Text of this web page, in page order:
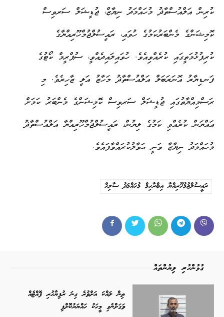
ކުރިން އަލްއުސްތާޛު މުހައްމަދު ނިޔާޒް، ޖުޑީޝަލް ސަރވިސް
ކޮމިޝަންގެ މެންބަރުކަމުގެ ހުވައި، ރައީސުލްޖުމްހޫރިއްޔާގެ
ކުރިފުޅުމަތީގައި ކުރެއްވިއެވެ. ހުވައިލައިދެއްވީ، ސުޕްރީމް ކޯޓުގެ
ފަނޑިޔާރު އޮނަރަބަލް އަލްއުސްތާޛު މަހާޒު އަލީ ޒާހިރެވެ. މި
ރަސްމިއްޔާތުގައި ޖުޑީޝަލް ސަރވިސް ކޮމިޝަންގެ މެންބަރު ކަމަށް
ޢައްޔަން ކުރެއްވި ކަމުގެ ލިޔުން، ރައީސުލްޖުމްހޫރިއްޔާ އަލްއުސްތާޛު
މުހައްމަދު ނިޔާޒާ ވަނީ ޙަވާލުކުރައްވާފައެވެ.
ރައީސުލްޖުމުހޫރިއްޔާ އިބްރާހިމް މުހައްމަދު ސާލިހް
ގުޅުންހުރި ލިޔުންތައް
ތިން ލައްކަ އަށްވުރެ ގިނަ ރުފިޔާހުރި ފޮއްޓެއް
ވަގަށްނެގި މީހަކު ހައްޔަރުކޮށްފި